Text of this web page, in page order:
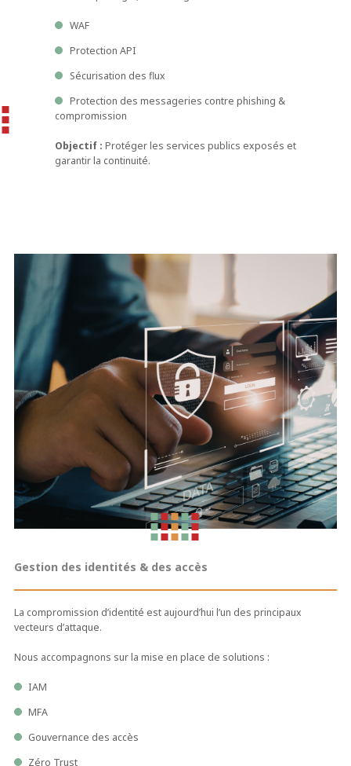
WAF
Protection API
Sécurisation des flux
Protection des messageries contre phishing &
compromission
Objectif : Protéger les services publics exposés et
garantir la continuité.
Gestion des identités & des accès
La compromission d’identité est aujourd’hui l’un des principaux
vecteurs d’attaque.
Nous accompagnons sur la mise en place de solutions :
IAM
MFA
Gouvernance des accès
Zéro Trust